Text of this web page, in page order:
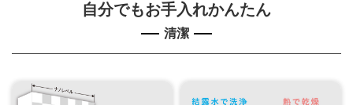
自分でもお手入れかんたん
清潔